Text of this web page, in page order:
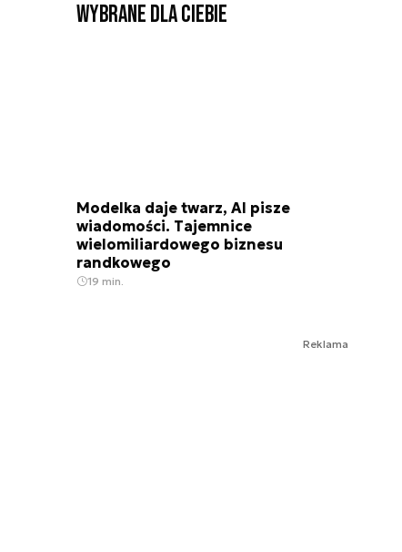
Wybrane dla Ciebie
Modelka daje twarz, AI pisze
wiadomości. Tajemnice
wielomiliardowego biznesu
randkowego
19 min.
Reklama